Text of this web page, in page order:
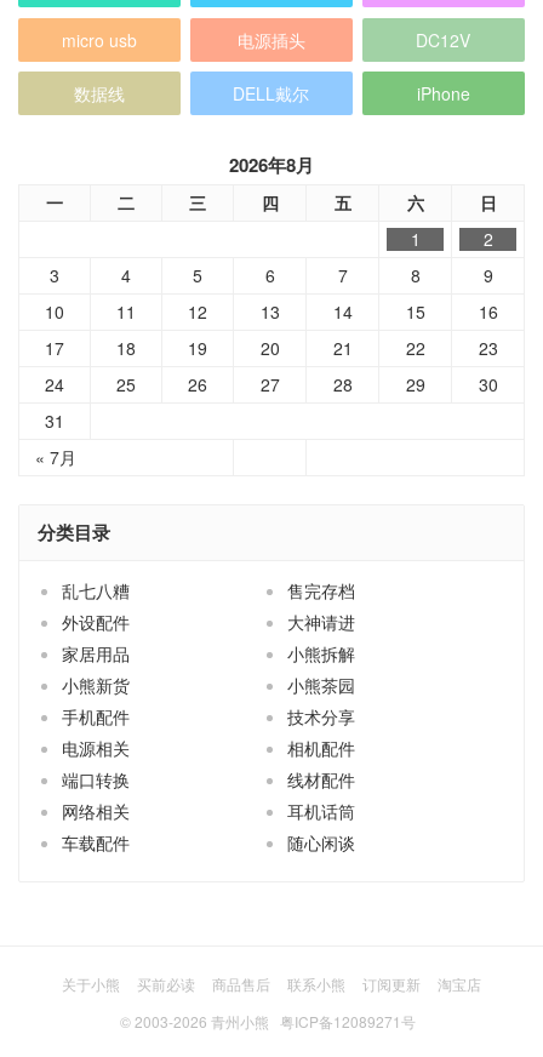
micro usb 电源插头 DC12V
数据线 DELL戴尔 iPhone
2026年8月
一 二 三 四 五 六 日
« 7月
1
2
3
4 5 6 7 8
9
10
11 12 13 14 15
16
17
18 19 20 21 22
23
24
25 26 27 28 29
30
31
分类目录
乱七八糟
售完存档
外设配件
大神请进
家居用品
小熊拆解
小熊新货
小熊茶园
手机配件
技术分享
电源相关
相机配件
端口转换
线材配件
网络相关
耳机话筒
车载配件
随心闲谈
关于小熊 买前必读 商品售后 联系小熊 订阅更新
淘宝店
© 2003-2026 青州小熊 粤ICP备12089271号